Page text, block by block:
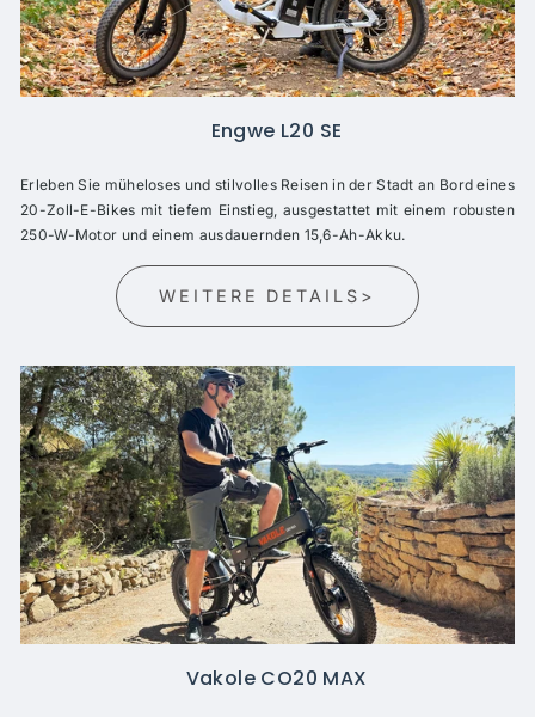
Engwe L20 SE
Erleben Sie müheloses und stilvolles Reisen in der Stadt an Bord eines
20-Zoll-E-Bikes mit tiefem Einstieg, ausgestattet mit einem robusten
250-W-Motor und einem ausdauernden 15,6-Ah-Akku.
WEITERE DETAILS>
Vakole CO20 MAX